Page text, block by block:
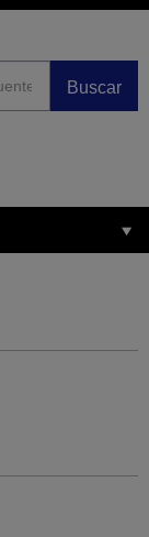
Buscar